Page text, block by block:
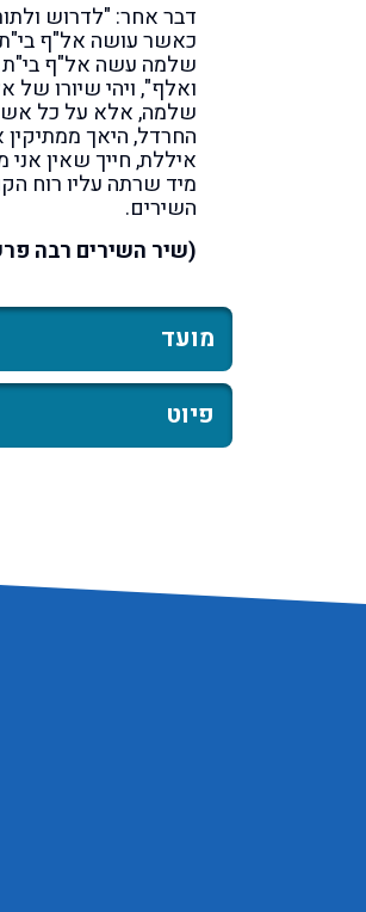
דבר אחר: "לדרוש
כאשר עושה אל"ף
שלמה עשה אל"ף בי"ת
ואלף", ויהי שיורו
שלמה, אלא על כל
החרדל, היאך
איללת, חייך שאין
מיד שרתה עליו רוח
השירים.
(שיר השירים רבה
מועד
פיוט